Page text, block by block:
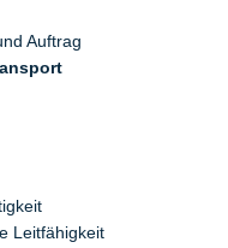
Auftrag
Leitfähigkeit